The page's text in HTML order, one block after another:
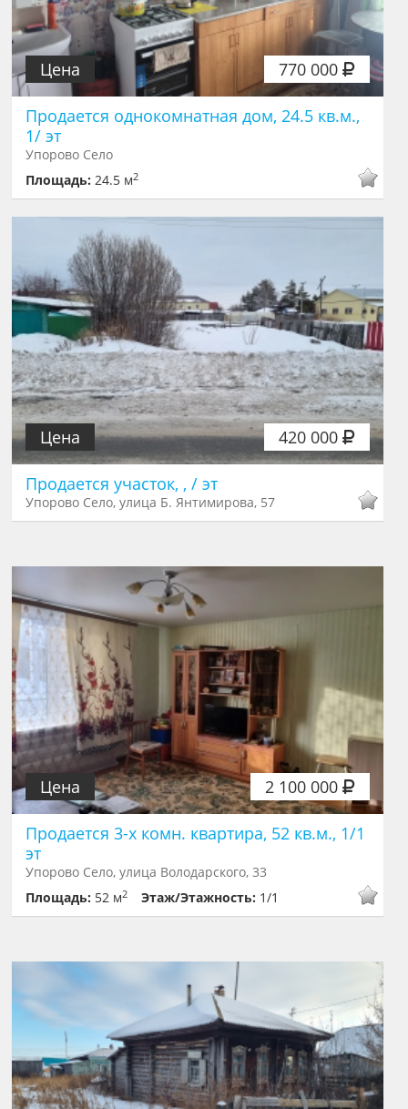
770 000
Цена
Продается однокомнатная дом, 24.5 кв.м.,
1/ эт
Упорово Село
Площадь:24.5 м2
420 000
Цена
Продается участок, , / эт
Упорово Село, улица Б. Янтимирова, 57
2 100 000
Цена
Продается 3-х комн. квартира, 52 кв.м., 1/1
эт
Упорово Село, улица Володарского, 33
Площадь: 52 м2 Этаж/Этажность: 1/1